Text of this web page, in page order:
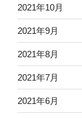
2021年10月
2021年9月
2021年8月
2021年7月
2021年6月